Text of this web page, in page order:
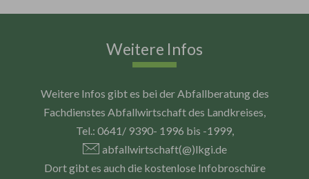
Weitere Infos
Weitere Infos gibt es bei der Abfallberatung des
Fachdienstes Abfallwirtschaft des Landkreises,
Tel.: 0641/ 9390- 1996 bis -1999,
abfallwirtschaft(@)lkgi.de
Dort gibt es auch die kostenlose Infobroschüre